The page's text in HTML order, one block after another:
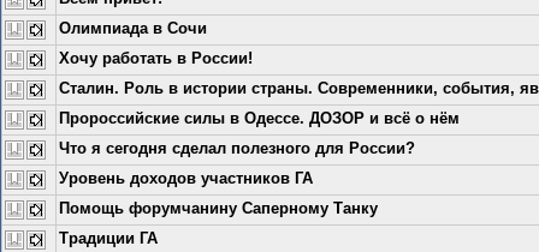
Олимпиада в Сочи
Хочу работать в России!
Сталин. Роль в истории страны. Современники, события,
Пророссийские силы в Одессе. ДОЗОР и всё о нём
Что я сегодня сделал полезного для России?
Уровень доходов участников ГА
Помощь форумчанину Саперному Танку
Традиции ГА